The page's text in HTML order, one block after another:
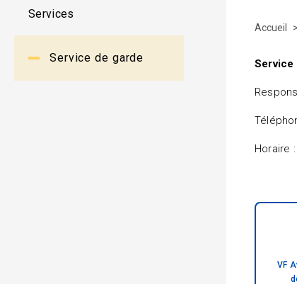
Services
Service de garde
Accueil
Service
Horaire
VF